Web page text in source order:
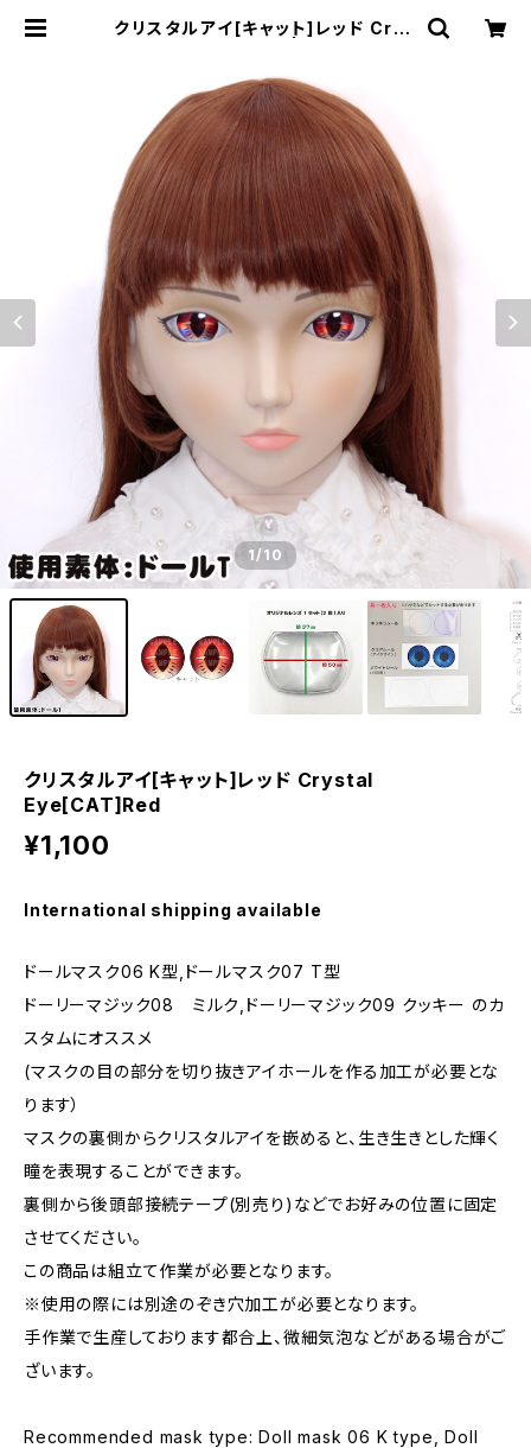
クリスタルアイ[キャット]レッド Crys
1/10
クリスタルアイ[キャット]レッド Crystal
Eye[CAT]Red
¥1,100
International shipping available
ドールマスク06 K型,ドールマスク07 T型
ドーリーマジック08 ミルク,ドーリーマジック09 クッキー のカ
スタムにオススメ
(マスクの目の部分を切り抜きアイホールを作る加工が必要とな
ります）
マスクの裏側からクリスタルアイを嵌めると、生き生きとした輝く
瞳を表現することができます。
裏側から後頭部接続テープ(別売り)などでお好みの位置に固定
させてください。
この商品は組立て作業が必要となります。
※使用の際には別途のぞき穴加工が必要となります。
手作業で生産しております都合上、微細気泡などがある場合がご
ざいます。
Recommended mask type: Doll mask 06 K type, Doll